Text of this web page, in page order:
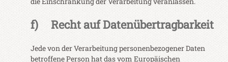
f) Recht auf Datenübertragbarkeit
Jede von der Verarbeitung personenbezogener Daten
betroffene Person hat das vom Europäischen